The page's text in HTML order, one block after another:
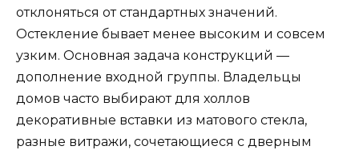
отклоняться от стандартных значений.
Остекление бывает менее высоким и совсем
узким. Основная задача конструкций —
дополнение входной группы. Владельцы
домов часто выбирают для холлов
декоративные вставки из матового стекла,
разные витражи, сочетающиеся с дверным